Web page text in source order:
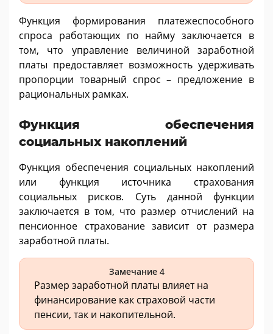
Функция формирования платежеспособного
спроса работающих по найму заключается в
том, что управление величиной заработной
платы предоставляет возможность удерживать
пропорции товарный спрос – предложение в
рациональных рамках.
Функция обеспечения
социальных накоплений
Функция обеспечения социальных накоплений
или функция источника страхования
социальных рисков. Суть данной функции
заключается в том, что размер отчислений на
пенсионное страхование зависит от размера
заработной платы.
Замечание 4
Размер заработной платы влияет на
финансирование как страховой части
пенсии, так и накопительной.